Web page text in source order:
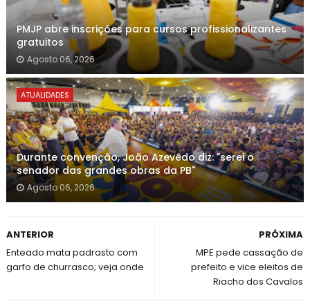
PMJP abre inscrições para cursos profissionalizantes
gratuitos
Agosto 06, 2026
ATUALIDADES
Durante convenção, João Azevêdo diz: "serei o
senador das grandes obras da PB"
Agosto 06, 2026
PRÓXIMA
MPE pede cassação de
prefeito e vice eleitos de
Riacho dos Cavalos
ANTERIOR
Enteado mata padrasto com
garfo de churrasco; veja onde